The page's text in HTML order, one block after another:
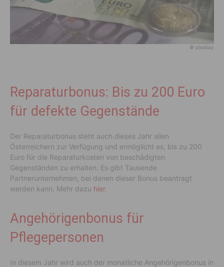
© pixabay
Reparaturbonus: Bis zu 200 Euro
für defekte Gegenstände
Der Reparaturbonus steht auch dieses Jahr allen
Österreichern zur Verfügung und ermöglicht es, bis zu 200
Euro für die Reparaturkosten von beschädigten
Gegenständen zu erhalten. Es gibt Tausende
Partnerunternehmen, bei denen dieser Bonus beantragt
werden kann. Mehr dazu hier.
Angehörigenbonus für
Pflegepersonen
In diesem Jahr wird auch der monatliche Angehörigenbonus in